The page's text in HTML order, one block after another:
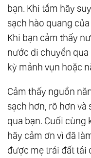
bạn. Khi tắm hãy
sạch hào quang
Khi bạn cảm thấy
nước di chuyển
kỳ mảnh vụn hoặc
Cảm thấy nguồn
sạch hơn, rõ hơn
qua bạn. Cuối
hãy cảm ơn vì đã
được mẹ trái đất tái